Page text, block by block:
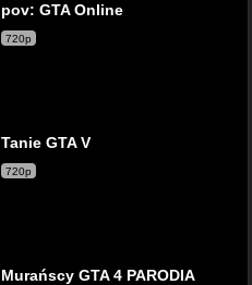
pov: GTA Online
720p
Tanie GTA V
720p
Murańscy GTA 4 PARODIA